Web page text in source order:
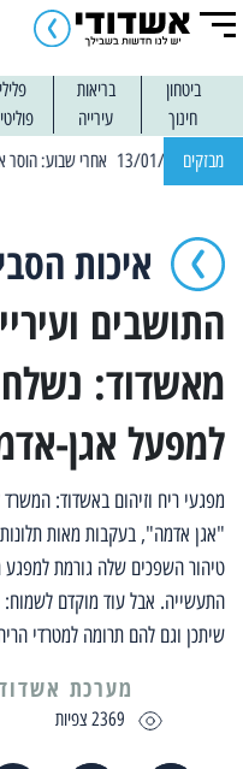
ביטחון בריאות
חינוך
עירייה
מבזקים
איכות
התושבים
מאשדוד: נשלח
למפעל אגן-
מפגעי ריח וזיהום באשדוד:
"אגן אדמה", בעקבות מאות
טיהור השפכים שלה גורמת למפגע
התעשייה. אבל עוד מוקדם לשמוח:
שיתכן וגם להם תרומה למטרדי
2369 צפיות
מערכת